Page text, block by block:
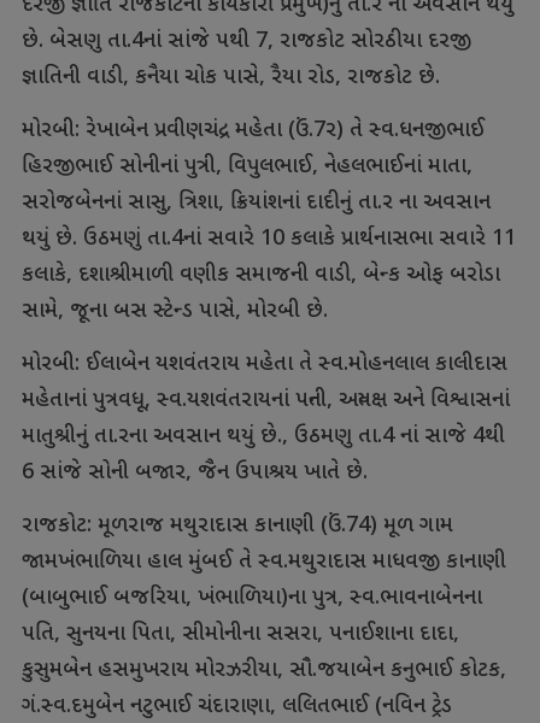
દરજી જ્ઞાતિ રાજકોટના કાર્યકારી પ્રમુખ)નું તા.ર ના અવસાન થયું
છે. બેસણુ તા.4નાં સાંજે પથી 7, રાજકોટ સોરઠીયા દરજી
જ્ઞાતિની વાડી, કનૈયા ચોક પાસે, રૈયા રોડ, રાજકોટ છે.
મોરબી: રેખાબેન પ્રવીણચંદ્ર મહેતા (ઉં.7ર) તે સ્વ.ધનજીભાઈ
હિરજીભાઈ સોનીનાં પુત્રી, વિપુલભાઈ, નેહલભાઈનાં માતા,
સરોજબેનનાં સાસુ, ત્રિશા, ક્રિયાંશનાં દાદીનું તા.ર ના અવસાન
થયું છે. ઉઠમણું તા.4નાં સવારે 10 કલાકે પ્રાર્થનાસભા સવારે 11
કલાકે, દશાશ્રીમાળી વણીક સમાજની વાડી, બેન્ક ઓફ બરોડા
સામે, જૂના બસ સ્ટેન્ડ પાસે, મોરબી છે.
મોરબી: ઈલાબેન યશવંતરાય મહેતા તે સ્વ.મોહનલાલ કાલીદાસ
મહેતાનાં પુત્રવધૂ, સ્વ.યશવંતરાયનાં પત્ની, અત્યક્ષ અને વિશ્વાસનાં
માતુશ્રીનું તા.રના અવસાન થયું છે., ઉઠમણુ તા.4 નાં સાજે 4થી
6 સાંજે સોની બજાર, જૈન ઉપાશ્રય ખાતે છે.
રાજકોટ: મૂળરાજ મથુરાદાસ કાનાણી (ઉં.74) મૂળ ગામ
જામખંભાળિયા હાલ મુંબઈ તે સ્વ.મથુરાદાસ માધવજી કાનાણી
(બાબુભાઈ બજરિયા, ખંભાળિયા)ના પુત્ર, સ્વ.ભાવનાબેનના
પતિ, સુનયના પિતા, સીમોનીના સસરા, પનાઈશાના દાદા,
કુસુમબેન હસમુખરાય મોરઝરીયા, સૌ.જયાબેન કનુભાઈ કોટક,
ગં.સ્વ.દમુબેન નટુભાઈ ચંદારાણા, લલિતભાઈ (નવિન ટ્રેડ